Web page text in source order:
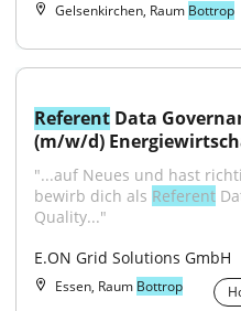
Gelsenkirchen, Raum Bottrop
Referent Data
(m/w/d)
"...auf Neues und hast
bewirb dich als Referent
Quality..."
E.ON Grid Solutions GmbH
Essen, Raum Bottrop